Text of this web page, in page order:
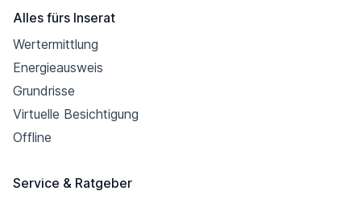
Alles fürs Inserat
Wertermittlung
Energieausweis
Grundrisse
Virtuelle Besichtigung
Offline
Service & Ratgeber